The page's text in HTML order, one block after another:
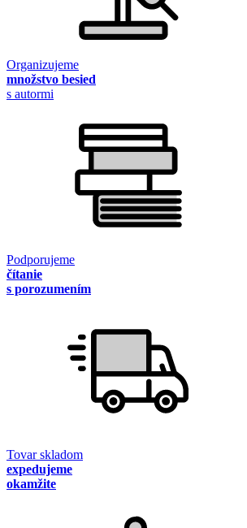
Organizujeme
množstvo besied
s autormi
Podporujeme
čítanie
s porozumením
Tovar skladom
expedujeme
okamžite